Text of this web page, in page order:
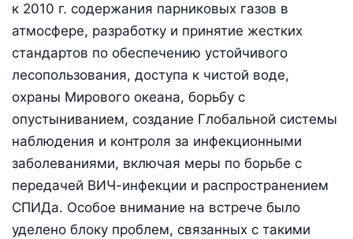
к 2010 г. содержания парниковых газов в
атмосфере, разработку и принятие жестких
стандартов по обеспечению устойчивого
лесопользования, доступа к чистой воде,
охраны Мирового океана, борьбу с
опустыниванием, создание Глобальной системы
наблюдения и контроля за инфекционными
заболеваниями, включая меры по борьбе с
передачей ВИЧ-инфекции и распространением
СПИДа. Особое внимание на встрече было
уделено блоку проблем, связанных с такими